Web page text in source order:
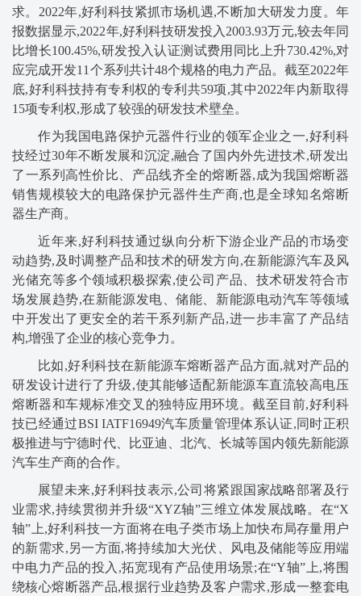
求。2022年,好利科技紧抓市场机遇,不断加大研发力度。年
报数据显示,2022年,好利科技研发投入2003.93万元,较去年同
比增长100.45%,研发投入认证测试费用同比上升730.42%,对
应完成开发11个系列共计48个规格的电力产品。截至2022年
底,好利科技持有专利权的专利共59项,其中2022年内新取得
15项专利权,形成了较强的研发技术壁垒。
作为我国电路保护元器件行业的领军企业之一,好利科
技经过30年不断发展和沉淀,融合了国内外先进技术,研发出
了一系列高性价比、产品线齐全的熔断器,成为我国熔断器
销售规模较大的电路保护元器件生产商,也是全球知名熔断
器生产商。
近年来,好利科技通过纵向分析下游企业产品的市场变
动趋势,及时调整产品和技术的研发方向,在新能源汽车及风
光储充等多个领域积极探索,使公司产品、技术研发符合市
场发展趋势,在新能源发电、储能、新能源电动汽车等领域
中开发出了更安全的若干系列新产品,进一步丰富了产品结
构,增强了企业的核心竞争力。
比如,好利科技在新能源车熔断器产品方面,就对产品的
研发设计进行了升级,使其能够适配新能源车直流较高电压
熔断器和车规标准交叉的独特应用环境。截至目前,好利科
技已经通过BSI IATF16949汽车质量管理体系认证,同时正积
极推进与宁德时代、比亚迪、北汽、长城等国内领先新能源
汽车生产商的合作。
展望未来,好利科技表示,公司将紧跟国家战略部署及行
业需求,持续贯彻并升级“XYZ轴”三维立体发展战略。在“X
轴”上,好利科技一方面将在电子类市场上加快布局存量用户
的新需求,另一方面,将持续加大光伏、风电及储能等应用端
中电力产品的投入,拓宽现有产品使用场景;在“Y轴”上,将围
绕核心熔断器产品,根据行业趋势及客户需求,形成一整套电